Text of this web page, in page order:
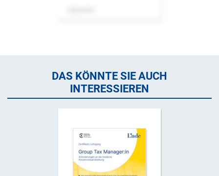
DAS KÖNNTE SIE AUCH
INTERESSIEREN